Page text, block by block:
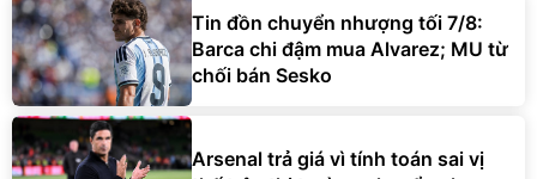
Tin đồn chuyển nhượng tối 7/8:
Barca chi đậm mua Alvarez; MU từ
chối bán Sesko
Arsenal trả giá vì tính toán sai vị